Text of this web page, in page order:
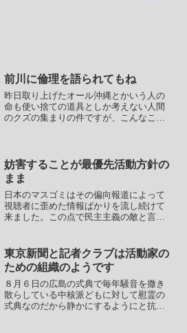
前川に倫理を語られてもね
昨日取り上げたオール沖縄とかいう人の
命も使い捨ての道具としか考えない人間
のクズの集まりの件ですが、こんなこと
天間飛行場（沖縄県宜野湾...
妨害することが最優先活動方針の
まま
日本のマスゴミはその偏向報道によって
視聴者に歪めた情報ばかりを流し続けて
来ました。この点で民主主義の敵と言わ
り、安倍総理の声について音質を下げて
流すなどして（この音質操作...
東京新聞と記者クラブは活動家の
ための組織のようです
８月６日の広島の式典で毎年騒音を撒き
散らしている中核派どもに対して慰霊の
式典なのだから静かにするようにと抗議